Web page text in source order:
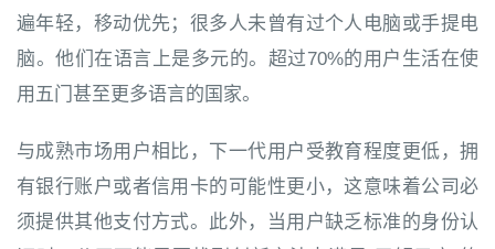
遍年轻，移动优先；很多人未曾有过个人电脑或手提电
脑。他们在语言上是多元的。超过70%的用户生活在使
用五门甚至更多语言的国家。
与成熟市场用户相比，下一代用户受教育程度更低，拥
有银行账户或者信用卡的可能性更小，这意味着公司必
须提供其他支付方式。此外，当用户缺乏标准的身份认